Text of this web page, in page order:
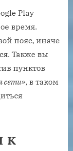
Play
время.
пояс, иначе
Также вы
пунктов
сети», в таком
к